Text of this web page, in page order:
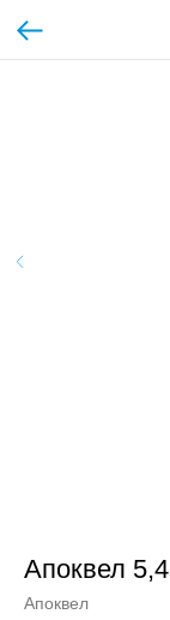
Апоквел
Апоквел